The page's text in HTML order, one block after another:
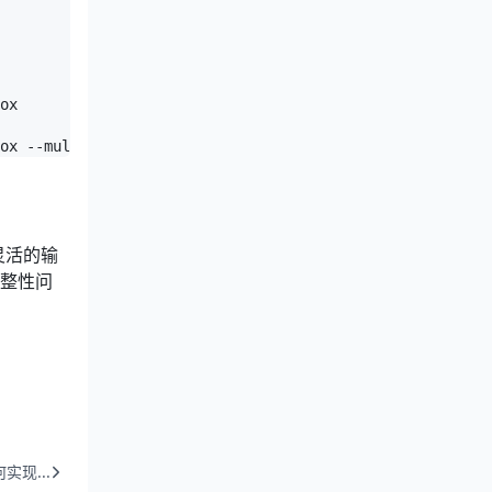
--multi-value
活的输
性问
实现...